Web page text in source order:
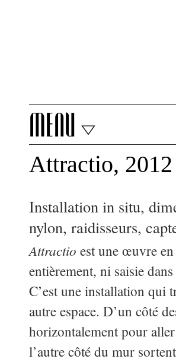
menu
Attractio, 2012
Installation in situ,
nylon, raidisseurs,
Attractio est une œuvre
entièrement, ni saisie
C’est une installation qui
autre espace. D’un côté
horizontalement pour
l’autre côté du mur